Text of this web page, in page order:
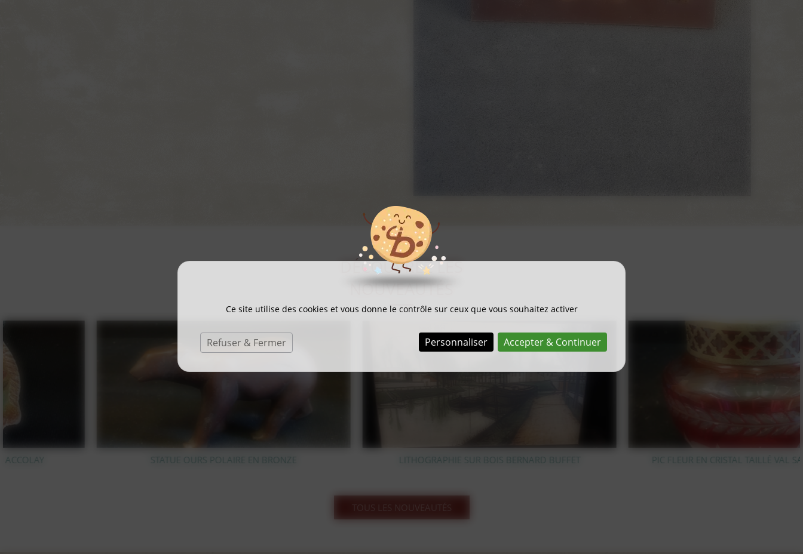
Ce site utilise des cookies et vous donne le contrôle sur ceux que vous souhaitez activer
Accepter & Continuer
Refuser & Fermer Personnaliser
DÉCOUVREZ LES
NOUVEAUTÉS
STATUE OURS POLAIRE EN BRONZE LITHOGRAPHIE SUR BOIS BERNARD BUFFET PIC FLEUR EN CRISTAL TAILLÉ VAL SAINT LAMBERT